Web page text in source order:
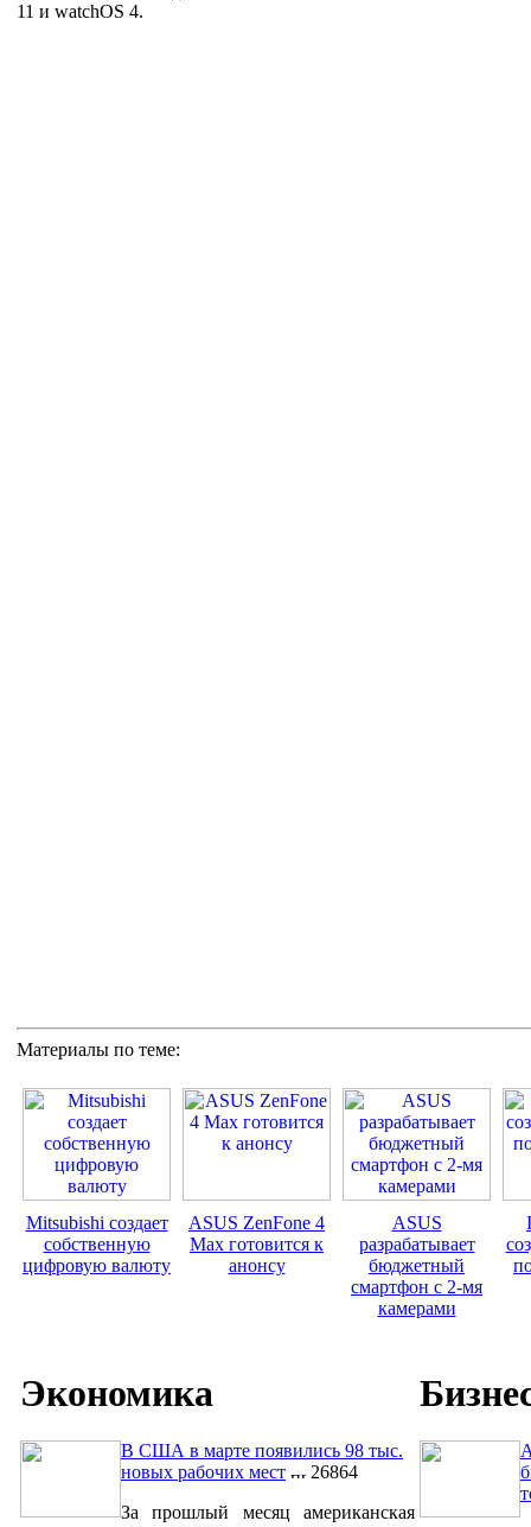
11 и watchOS 4.
Материалы по теме:
Mitsubishi создает
собственную
цифровую валюту
ASUS ZenFone 4
Max готовится к
анонсу
ASUS
разрабатывает
бюджетный
смартфон с 2-мя
камерами
Экономика
В США в марте появились 98 тыс.
новых рабочих мест
26864
За прошлый месяц американская